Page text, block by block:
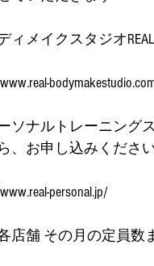
ディメイクスタジオ
ーソナルトレーニング
、お申し込みください
personal.jp/
店舗 その月の定員数